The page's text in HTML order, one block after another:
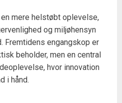
mere helstøbt oplevelse,
og miljøhensyn
Fremtidens engangskop er
beholder, men en central
hvor innovation
i hånd.